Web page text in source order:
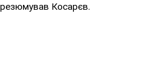
резюмував Косарєв.